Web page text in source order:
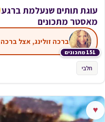
עוגת תותים שנעלמת ברגע
מאסטר מתכונים
151 מתכונים
ברכה זולינג, אצל
חלבי
♥